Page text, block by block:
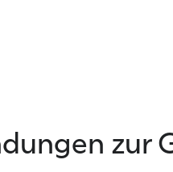
zur